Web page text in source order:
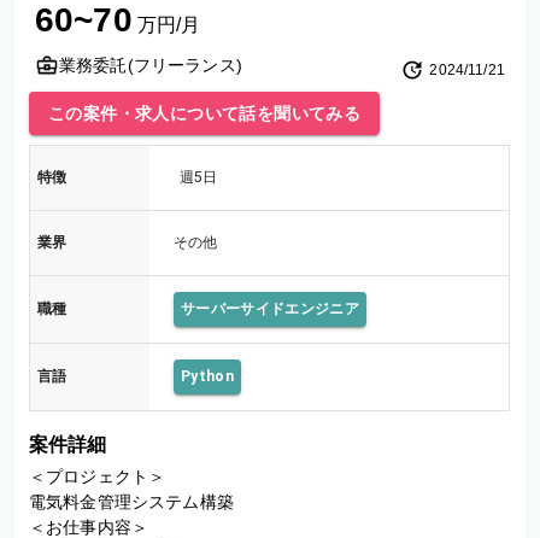
テム
60~70 万円/月
業務委託(フリーランス) 2024/11/21
この案件・求人について話を聞いてみる
特徴 週5日
業界 その他
職種 サーバーサイドエンジニア
言語 Python
案件詳細
＜プロジェクト＞
電気料金管理システム構築
＜お仕事内容＞